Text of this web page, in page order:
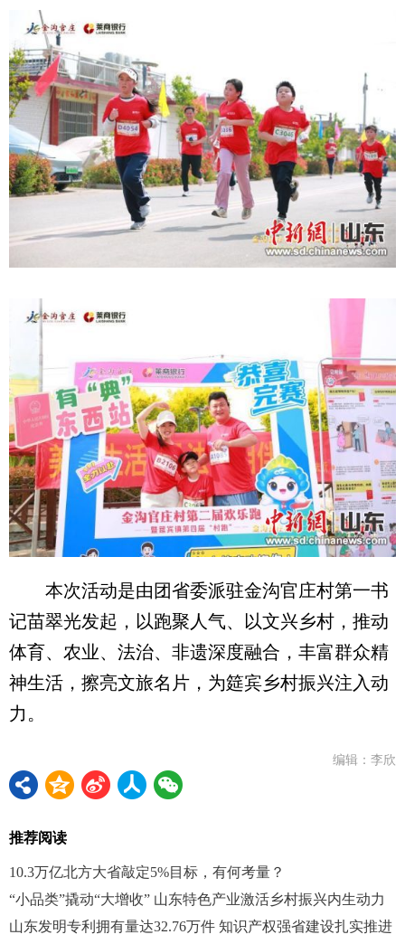
本次活动是由团省委派驻金沟官庄村第一书
记苗翠光发起，以跑聚人气、以文兴乡村，推动
体育、农业、法治、非遗深度融合，丰富群众精
神生活，擦亮文旅名片，为筵宾乡村振兴注入动
力。
编辑：李欣
推荐阅读
10.3万亿北方大省敲定5%目标，有何考量？
“小品类”撬动“大增收” 山东特色产业激活乡村振兴内生动力
山东发明专利拥有量达32.76万件 知识产权强省建设扎实推进